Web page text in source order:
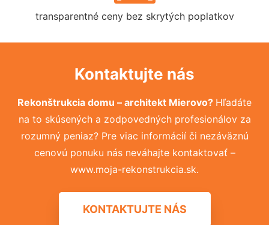
transparentné ceny bez skrytých poplatkov
Kontaktujte nás
Rekonštrukcia domu – architekt Mierovo? Hľadáte
na to skúsených a zodpovedných profesionálov za
rozumný peniaz? Pre viac informácií či nezáväznú
cenovú ponuku nás neváhajte kontaktovať –
www.moja-rekonstrukcia.sk.
KONTAKTUJTE NÁS